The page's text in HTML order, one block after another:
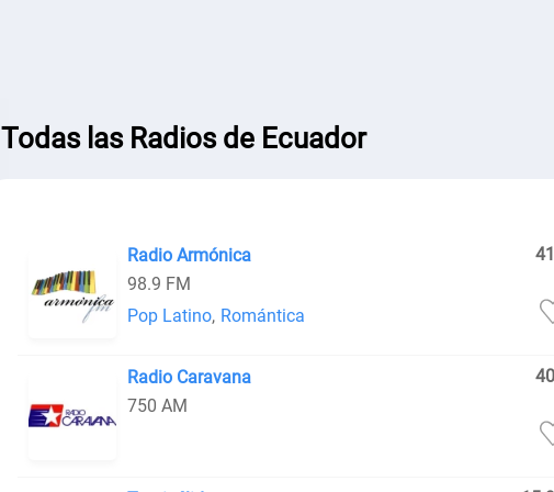
Todas las Radios de Ecuador
Radio Armónica
98.9 FM
Pop Latino, Romántica
Radio Caravana
750 AM